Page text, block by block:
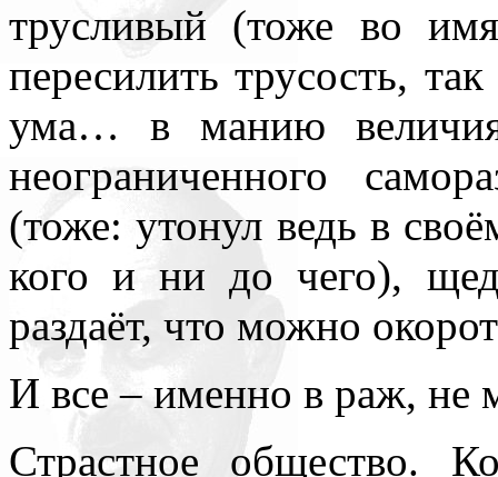
трусливый (тоже во
пересилить трусость,
ума… в манию
неограниченного
(тоже: утонул ведь в
кого и ни до чего),
раздаёт, что можно
И все – именно в раж, не
Страстное общество.